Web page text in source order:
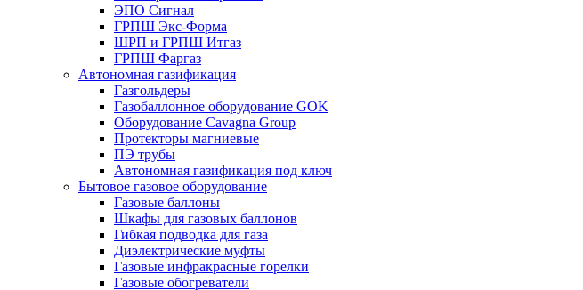
ЭПО Сигнал
ГРПШ Экс-Форма
ШРП и ГРПШ Итгаз
ГРПШ Фаргаз
Автономная газификация
Газгольдеры
Газобаллонное оборудование GOK
Оборудование Cavagna Group
Протекторы магниевые
ПЭ трубы
Автономная газификация под ключ
Бытовое газовое оборудование
Газовые баллоны
Шкафы для газовых баллонов
Гибкая подводка для газа
Диэлектрические муфты
Газовые инфракрасные горелки
Газовые обогреватели